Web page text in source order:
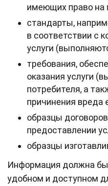
имеющих право на
стандарты,
в соответствии с
услуги
требования,
оказания услуги
потребителя, а
причинения вреда
образцы
предоставлении
образцы
Информация должна
удобном и доступном